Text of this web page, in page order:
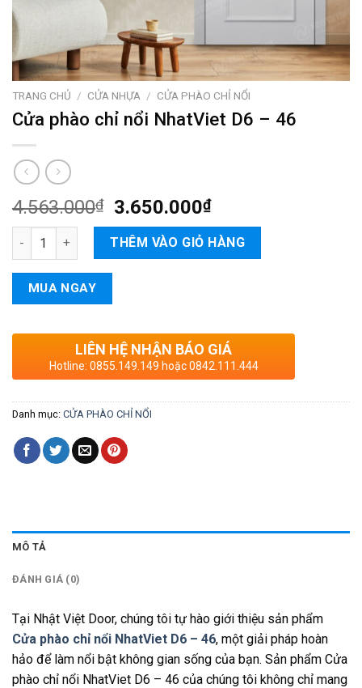
TRANG CHỦ / CỬA NHỰA / CỬA PHÀO CHỈ NỔI
Cửa phào chỉ nổi NhatViet D6 – 46
4.563.000₫ 3.650.000₫
Cửa phào chỉ nổi NhatViet D6 - 46 số lượng
THÊM VÀO GIỎ HÀNG
MUA NGAY
LIÊN HỆ NHẬN BÁO GIÁ
Hotline: 0855.149.149 hoặc 0842.111.444
Danh mục: CỬA PHÀO CHỈ NỔI
MÔ TẢ
ĐÁNH GIÁ (0)
Tại Nhật Việt Door, chúng tôi tự hào giới thiệu sản phẩm
Cửa phào chỉ nổi NhatViet D6 – 46, một giải pháp hoàn
hảo để làm nổi bật không gian sống của bạn. Sản phẩm Cửa
phào chỉ nổi NhatViet D6 – 46 của chúng tôi không chỉ mang